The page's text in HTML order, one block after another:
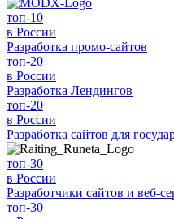
топ-10
в России
Разработка промо-сайтов
топ-20
в России
Разработка Лендингов
топ-20
в России
Разработка сайтов для
топ-30
в России
Разработчики сайтов и веб-
топ-30